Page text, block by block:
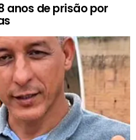
anos de prisão por